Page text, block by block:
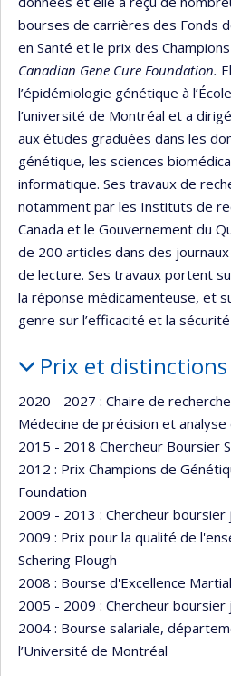
bourses de carrières des Fonds
en Santé et le prix des
Canadian Gene Cure Foundation.
l’épidémiologie génétique à
l’université de Montréal et a
aux études graduées dans les
génétique, les sciences
informatique. Ses travaux de
notamment par les Instituts de
Canada et le Gouvernement du
de 200 articles dans des
de lecture. Ses travaux portent
la réponse médicamenteuse, et
genre sur l’efficacité et la
Prix et distinctions
2020 - 2027 : Chaire de recherche
Médecine de précision et
2015 - 2018 Chercheur Boursier
2012 : Prix Champions de
Foundation
2009 - 2013 : Chercheur boursier
2009 : Prix pour la qualité de
Schering Plough
2008 : Bourse d'Excellence
2005 - 2009 : Chercheur boursier
2004 : Bourse salariale,
l’Université de Montréal